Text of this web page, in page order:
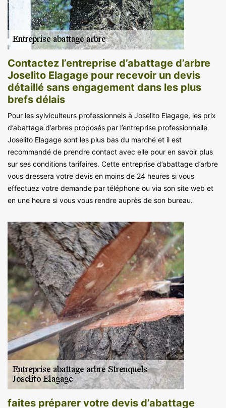
Contactez l’entreprise d’abattage d’arbre
Joselito Elagage pour recevoir un devis
détaillé sans engagement dans les plus
brefs délais
Pour les sylviculteurs professionnels à Joselito Elagage, les prix
d’abattage d’arbres proposés par l’entreprise professionnelle
Joselito Elagage sont les plus bas du marché et il est
recommandé de prendre contact avec elle pour en savoir plus
sur ses conditions tarifaires. Cette entreprise d’abattage d’arbre
vous dressera votre devis en moins de 24 heures si vous
effectuez votre demande par téléphone ou via son site web et
en une heure si vous vous rendre auprès de son bureau.
faites préparer votre devis d’abattage